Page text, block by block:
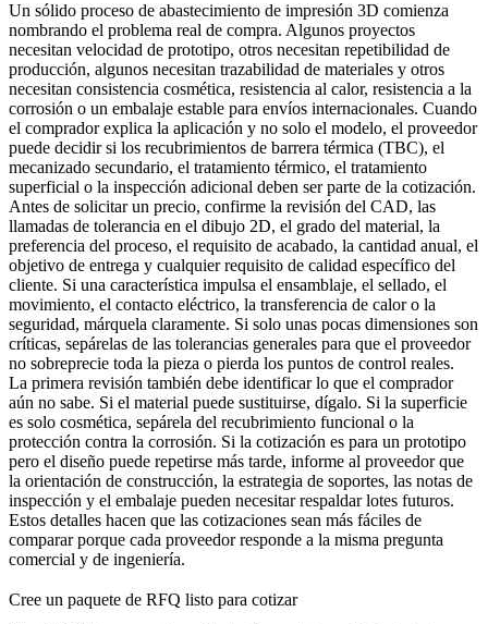
Un sólido proceso de abastecimiento de impresión 3D comienza
nombrando el problema real de compra. Algunos proyectos
necesitan velocidad de prototipo, otros necesitan repetibilidad de
producción, algunos necesitan trazabilidad de materiales y otros
necesitan consistencia cosmética, resistencia al calor, resistencia a la
corrosión o un embalaje estable para envíos internacionales. Cuando
el comprador explica la aplicación y no solo el modelo, el proveedor
puede decidir si los recubrimientos de barrera térmica (TBC), el
mecanizado secundario, el tratamiento térmico, el tratamiento
superficial o la inspección adicional deben ser parte de la cotización.
Antes de solicitar un precio, confirme la revisión del CAD, las
llamadas de tolerancia en el dibujo 2D, el grado del material, la
preferencia del proceso, el requisito de acabado, la cantidad anual, el
objetivo de entrega y cualquier requisito de calidad específico del
cliente. Si una característica impulsa el ensamblaje, el sellado, el
movimiento, el contacto eléctrico, la transferencia de calor o la
seguridad, márquela claramente. Si solo unas pocas dimensiones son
críticas, sepárelas de las tolerancias generales para que el proveedor
no sobreprecie toda la pieza o pierda los puntos de control reales.
La primera revisión también debe identificar lo que el comprador
aún no sabe. Si el material puede sustituirse, dígalo. Si la superficie
es solo cosmética, sepárela del recubrimiento funcional o la
protección contra la corrosión. Si la cotización es para un prototipo
pero el diseño puede repetirse más tarde, informe al proveedor que
la orientación de construcción, la estrategia de soportes, las notas de
inspección y el embalaje pueden necesitar respaldar lotes futuros.
Estos detalles hacen que las cotizaciones sean más fáciles de
comparar porque cada proveedor responde a la misma pregunta
comercial y de ingeniería.
Cree un paquete de RFQ listo para cotizar